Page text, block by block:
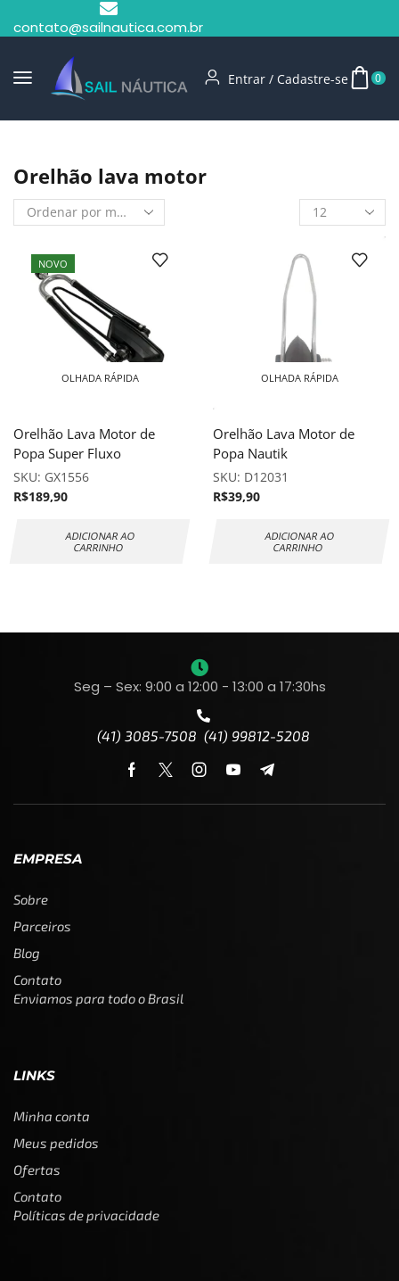
contato@sailnautica.com.br
Entrar / Cadastre-se 0
Orelhão lava motor
NOVO
OLHADA RÁPIDA
Orelhão Lava Motor de
Popa Super Fluxo
SKU: GX1556
R$189,90
ADICIONAR AO
CARRINHO
OLHADA RÁPIDA
Orelhão Lava Motor de
Popa Nautik
SKU: D12031
R$39,90
ADICIONAR AO
CARRINHO
Seg – Sex: 9:00 a 12:00 - 13:00 a 17:30hs
(41) 3085-7508 (41) 99812-5208
EMPRESA
Sobre
Parceiros
Blog
Contato
Enviamos para todo o Brasil
LINKS
Minha conta
Meus pedidos
Ofertas
Contato
Políticas de privacidade